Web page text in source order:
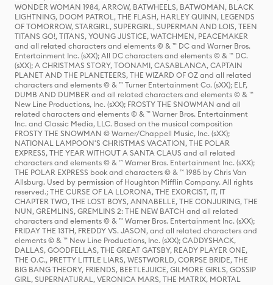
WONDER WOMAN 1984, ARROW, BATWHEELS, BATWOMAN, BLACK
LIGHTNING, DOOM PATROL, THE FLASH, HARLEY QUINN, LEGENDS
OF TOMORROW, STARGIRL, SUPERGIRL, SUPERMAN AND LOIS, TEEN
TITANS GO!, TITANS, YOUNG JUSTICE, WATCHMEN, PEACEMAKER
and all related characters and elements © & ™ DC and Warner Bros.
Entertainment Inc. (sXX); All DC characters and elements © & ™ DC.
(sXX); A CHRISTMAS STORY, TOONAMI, CASABLANCA, CAPTAIN
PLANET AND THE PLANETEERS, THE WIZARD OF OZ and all related
characters and elements © & ™ Turner Entertainment Co. (sXX); ELF,
DUMB AND DUMBER and all related characters and elements © & ™
New Line Productions, Inc. (sXX); FROSTY THE SNOWMAN and all
related characters and elements © & ™ Warner Bros. Entertainment
Inc. and Classic Media, LLC. Based on the musical composition
FROSTY THE SNOWMAN © Warner/Chappell Music, Inc. (sXX);
NATIONAL LAMPOON'S CHRISTMAS VACATION, THE POLAR
EXPRESS, THE YEAR WITHOUT A SANTA CLAUS and all related
characters and elements © & ™ Warner Bros. Entertainment Inc. (sXX);
THE POLAR EXPRESS book and characters © & ™ 1985 by Chris Van
Allsburg. Used by permission of Houghton Mifflin Company. All rights
reserved.; THE CURSE OF LA LLORONA, THE EXORCIST, IT, IT
CHAPTER TWO, THE LOST BOYS, ANNABELLE, THE CONJURING, THE
NUN, GREMLINS, GREMLINS 2: THE NEW BATCH and all related
characters and elements © & ™ Warner Bros. Entertainment Inc. (sXX);
FRIDAY THE 13TH, FREDDY VS. JASON, and all related characters and
elements © & ™ New Line Productions, Inc. (sXX); CADDYSHACK,
DALLAS, GOODFELLAS, THE GREAT GATSBY, READY PLAYER ONE,
THE O.C., PRETTY LITTLE LIARS, WESTWORLD, CORPSE BRIDE, THE
BIG BANG THEORY, FRIENDS, BEETLEJUICE, GILMORE GIRLS, GOSSIP
GIRL, SUPERNATURAL, VERONICA MARS, THE MATRIX, MORTAL